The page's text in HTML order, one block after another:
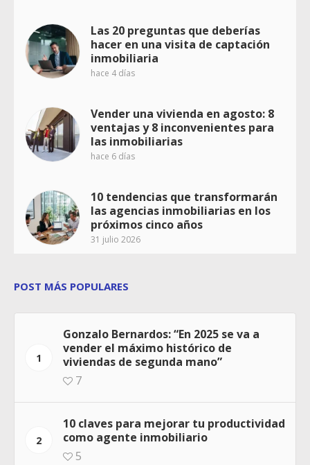
Las 20 preguntas que deberías
hacer en una visita de captación
inmobiliaria
hace 4 días
Vender una vivienda en agosto: 8
ventajas y 8 inconvenientes para
las inmobiliarias
hace 6 días
10 tendencias que transformarán
las agencias inmobiliarias en los
próximos cinco años
31 julio 2026
POST MÁS POPULARES
1
Gonzalo Bernardos: “En 2025 se va a
vender el máximo histórico de
viviendas de segunda mano”
7
2
10 claves para mejorar tu productividad
como agente inmobiliario
5